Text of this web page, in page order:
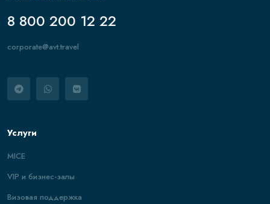
8 800 200 12 22
corporate@avt.travel
Услуги
MICE
VIP и бизнес-залы
Визовая поддержка